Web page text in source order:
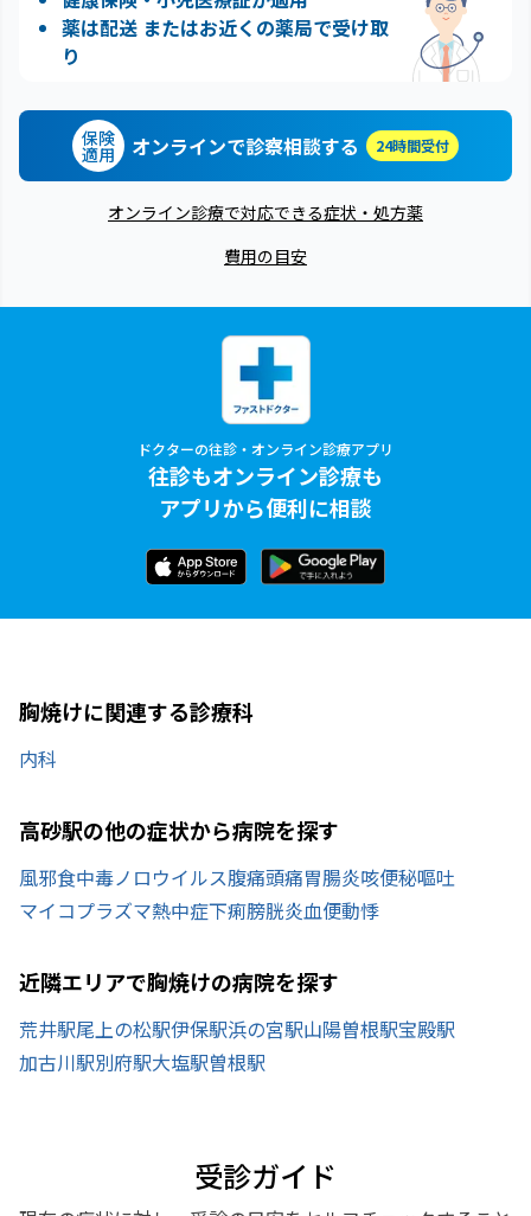
薬は配送 またはお近くの薬局で受け取
り
保険
適用 オンラインで診察相談する 24時間受付
オンライン診療で対応できる症状・処方薬
費用の目安
ドクターの往診・オンライン診療アプリ
往診もオンライン診療も
アプリから便利に相談
胸焼けに関連する診療科
内科
高砂駅の他の症状から病院を探す
風邪食中毒ノロウイルス腹痛頭痛胃腸炎咳便秘嘔吐
マイコプラズマ熱中症下痢膀胱炎血便動悸
近隣エリアで胸焼けの病院を探す
荒井駅尾上の松駅伊保駅浜の宮駅山陽曽根駅宝殿駅
加古川駅別府駅大塩駅曽根駅
受診ガイド